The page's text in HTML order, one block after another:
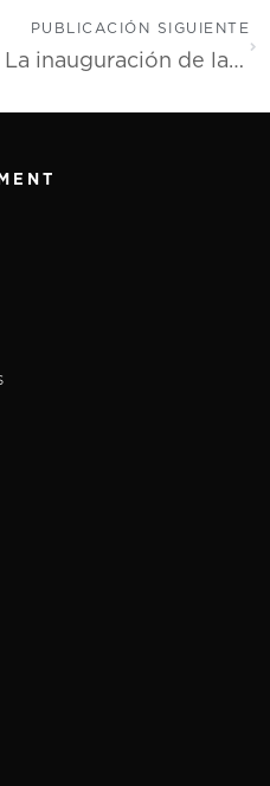
PUBLICACIÓN SIGUIENTE
La inauguración de las instalaciones de Cadence en Costa Rica marca el compromiso con el crecimiento de los clientes